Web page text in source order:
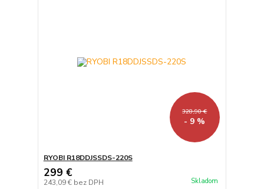
328,90 €
- 9 %
RYOBI R18DDJSSDS-220S
299 €
243,09 € bez DPH Skladom